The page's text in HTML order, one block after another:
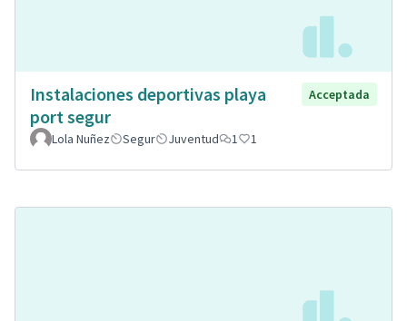
Instalaciones deportivas playa
port segur
Acceptada
Lola Nuñez Segur Juventud 1 1